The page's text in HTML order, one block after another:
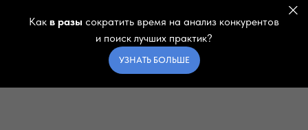
Как в разы сократить время на анализ конкурентов
и поиск лучших практик?
УЗНАТЬ БОЛЬШЕ